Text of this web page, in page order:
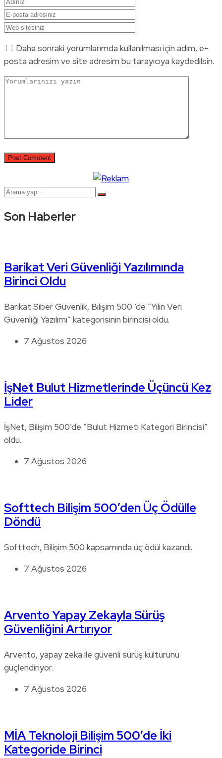
Daha sonraki yorumlarımda kullanılması için adım, e-
posta adresim ve site adresim bu tarayıcıya kaydedilsin.
Son Haberler
Barikat Veri Güvenliği Yazılımında
Birinci Oldu
Barikat Siber Güvenlik, Bilişim 500 ‘de “Yılın Veri
Güvenliği Yazılımı” kategorisinin birincisi oldu.
7 Ağustos 2026
İşNet Bulut Hizmetlerinde Üçüncü Kez
Lider
İşNet, Bilişim 500’de “Bulut Hizmeti Kategori Birincisi”
oldu.
7 Ağustos 2026
Softtech Bilişim 500’den Üç Ödülle
Döndü
Softtech, Bilişim 500 kapsamında üç ödül kazandı.
7 Ağustos 2026
Arvento Yapay Zekayla Sürüş
Güvenliğini Artırıyor
Arvento, yapay zeka ile güvenli sürüş kültürünü
güçlendiriyor.
7 Ağustos 2026
MİA Teknoloji Bilişim 500’de İki
Kategoride Birinci